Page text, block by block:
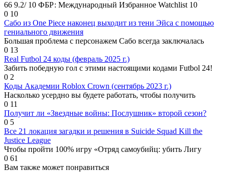
66 9.2/ 10 ФБР: Международный Избранное Watchlist 10
0 10
Сабо из One Piece наконец выходит из тени Эйса с помощью
гениального движения
Большая проблема с персонажем Сабо всегда заключалась
0 13
Real Futbol 24 коды (февраль 2025 г.)
Забить победную гол с этими настоящими кодами Futbol 24!
0 2
Коды Академии Roblox Crown (сентябрь 2023 г.)
Насколько усердно вы будете работать, чтобы получить
0 11
Получит ли «Звездные войны: Послушник» второй сезон?
0 5
Все 21 локация загадки и решения в Suicide Squad Kill the
Justice League
Чтобы пройти 100% игру «Отряд самоубийц: убить Лигу
0 61
Вам также может понравиться